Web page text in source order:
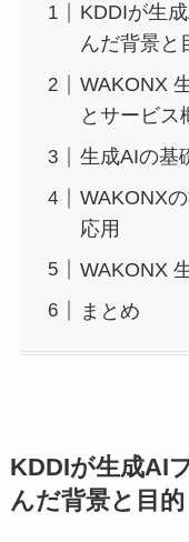
KDDIが生
んだ背景と
WAKONX
とサービス
生成AIの基
WAKONX
応用
WAKONX
まとめ
KDDIが生成AI
んだ背景と目的